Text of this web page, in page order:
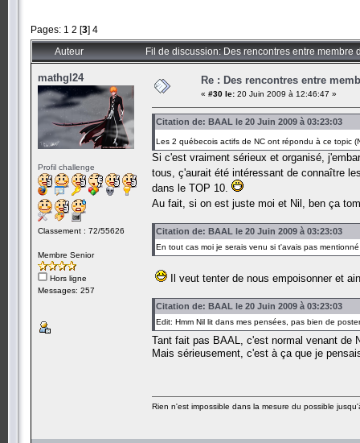
Pages: 1 2 [3] 4
Auteur Fil de discussion: Des rencontres entre membre
mathgl24
Profil challenge
Classement : 72/55626
Membre Senior
Hors ligne
Messages: 257
Re : Des rencontres entre
« #30 le: 20 Juin 2009 à 12:46:47 »
Citation de: BAAL le 20 Juin 2009 à 03:23:03
Les 2 québecois actifs de NC ont répondu à ce topic
Si c'est vraiment sérieux et organisé,
tous, ç'aurait été intéressant de connaître
dans le TOP 10.
Au fait, si on est juste moi et Nil, ben ça
Citation de: BAAL le 20 Juin 2009 à 03:23:03
En tout cas moi je serais venu si t'avais pas
Il veut tenter de nous empoisonner et
Citation de: BAAL le 20 Juin 2009 à 03:23:03
Edit: Hmm Nil lit dans mes pensées, pas bien de
Tant fait pas BAAL, c'est normal venant de
Mais sérieusement, c'est à ça que je
Rien n'est impossible dans la mesure du possible